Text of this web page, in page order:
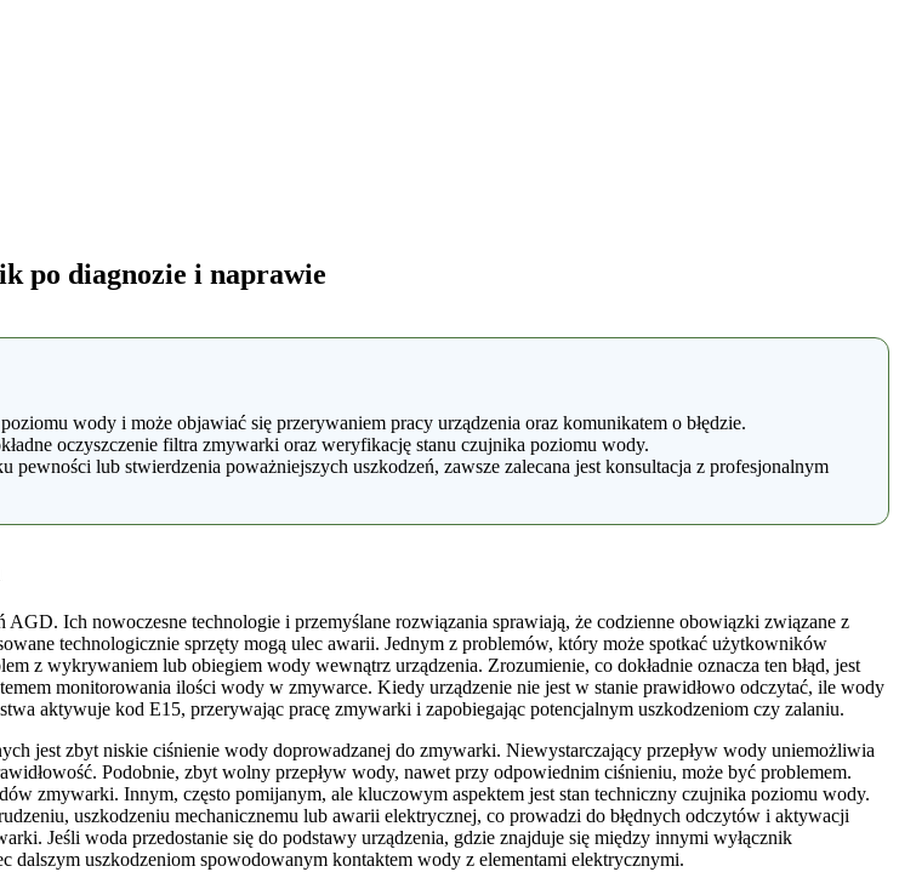
po diagnozie i naprawie
wody i może objawiać się przerywaniem pracy urządzenia oraz komunikatem o błędzie.
oczyszczenie filtra zmywarki oraz weryfikację stanu czujnika poziomu wody.
lub stwierdzenia poważniejszych uszkodzeń, zawsze zalecana jest konsultacja z profesjonalnym
Ich nowoczesne technologie i przemyślane rozwiązania sprawiają, że codzienne obowiązki związane z
technologicznie sprzęty mogą ulec awarii. Jednym z problemów, który może spotkać użytkowników
z wykrywaniem lub obiegiem wody wewnątrz urządzenia. Zrozumienie, co dokładnie oznacza ten błąd, jest
monitorowania ilości wody w zmywarce. Kiedy urządzenie nie jest w stanie prawidłowo odczytać, ile wody
aktywuje kod E15, przerywając pracę zmywarki i zapobiegając potencjalnym uszkodzeniom czy zalaniu.
jest zbyt niskie ciśnienie wody doprowadzanej do zmywarki. Niewystarczający przepływ wody uniemożliwia
Podobnie, zbyt wolny przepływ wody, nawet przy odpowiednim ciśnieniu, może być problemem.
zmywarki. Innym, często pomijanym, ale kluczowym aspektem jest stan techniczny czujnika poziomu wody.
uszkodzeniu mechanicznemu lub awarii elektrycznej, co prowadzi do błędnych odczytów i aktywacji
Jeśli woda przedostanie się do podstawy urządzenia, gdzie znajduje się między innymi wyłącznik
dalszym uszkodzeniom spowodowanym kontaktem wody z elementami elektrycznymi.